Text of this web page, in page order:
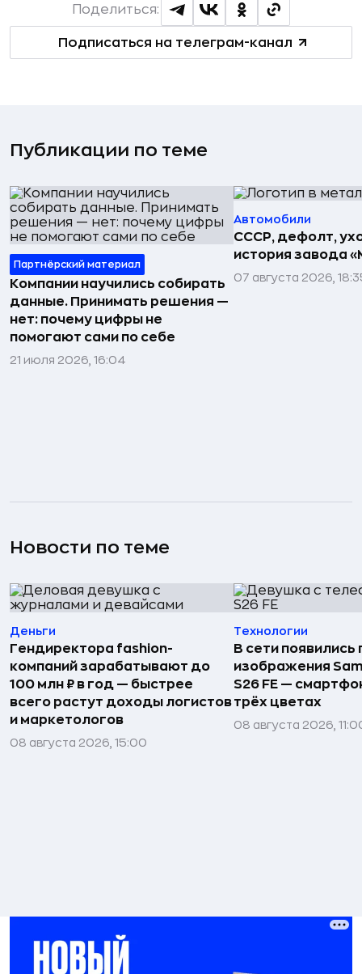
Подписаться на телеграм-канал
Поделиться:
Публикации по теме
Партнёрский материал
Компании научились собирать
данные. Принимать решения —
нет: почему цифры не
помогают сами по себе
21 июля 2026, 16:04
Автомобили
СССР, дефолт,
история завода
07 августа 2026,
Новости по теме
Деньги
Гендиректора fashion-
компаний зарабатывают до
100 млн ₽ в год — быстрее
всего растут доходы логистов
и маркетологов
08 августа 2026, 15:00
Технологии
В сети появились
изображения
S26 FE —
трёх цветах
08 августа 2026,